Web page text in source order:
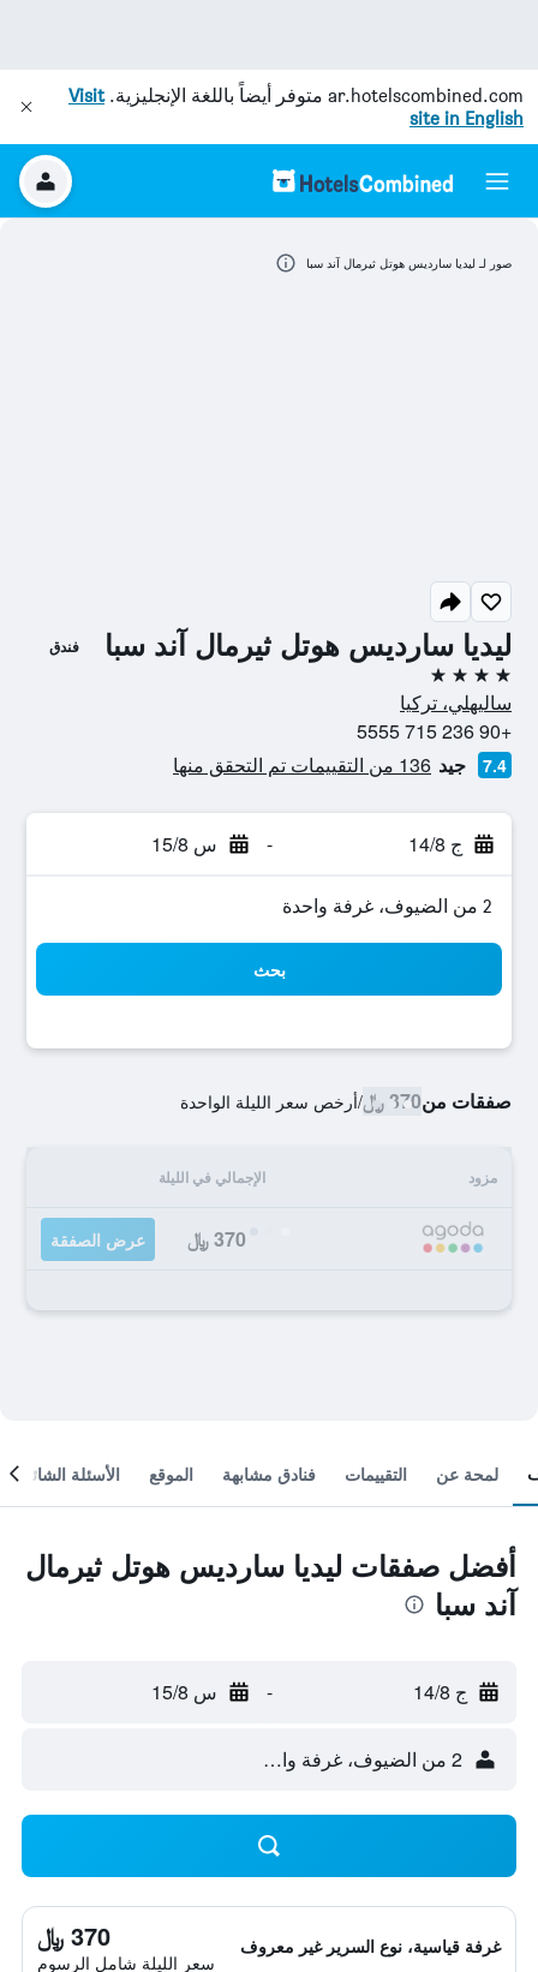
ar.hotelscombined.com متوفر أيضاً باللغة الإنجليزية.Visit
site in English
ليديا سارديس هوتل ثيرمال آند سبا فندق
4 نجوم
ساليهلي، تركيا
+90 236 715 5555
7.4 جيد 136 من التقييمات تم التحقق منها
ج 14/8 - س 15/8
2 من الضيوف، غرفة واحدة
بحث
صفقات من370 ﷼ /أرخص سعر الليلة الواحدة
مزود الإجمالي في الليلة
370 ﷼ عرض الصفقة
صور لـ ليديا سارديس هوتل ثيرمال آند سبا
لمحة عن التقييمات فنادق مشابهة الموقع الأسئلة الشائعة
أفضل صفقات ليديا سارديس هوتل ثيرمال
آند سبا
ج 14/8 - س 15/8
2 من الضيوف، غرفة واحدة
غرفة قياسية، نوع السرير غير معروف 370 ﷼
سعر الليلة شامل الرسوم